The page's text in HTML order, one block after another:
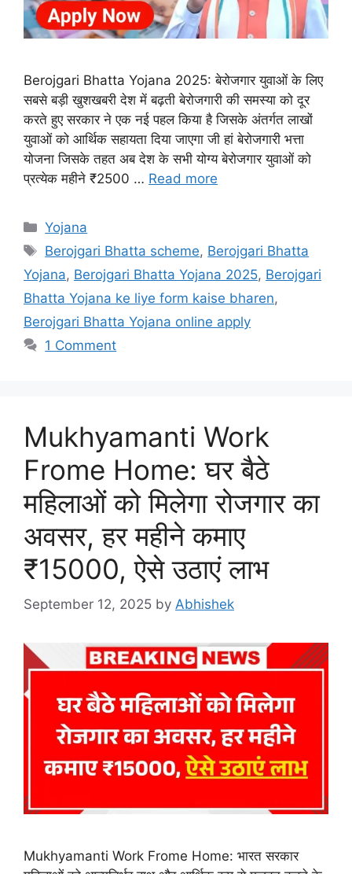
Berojgari Bhatta Yojana 2025: बेरोजगार युवाओं के लिए
सबसे बड़ी खुशखबरी देश में बढ़ती बेरोजगारी की समस्या को दूर
करते हुए सरकार ने एक नई पहल किया है जिसके अंतर्गत लाखों
युवाओं को आर्थिक सहायता दिया जाएगा जी हां बेरोजगारी भत्ता
योजना जिसके तहत अब देश के सभी योग्य बेरोजगार युवाओं को
प्रत्येक महीने ₹2500 … Read more
Categories
Yojana
Tags
Berojgari Bhatta scheme, Berojgari Bhatta
Yojana, Berojgari Bhatta Yojana 2025, Berojgari
Bhatta Yojana ke liye form kaise bharen,
Berojgari Bhatta Yojana online apply
1 Comment
Mukhyamanti Work
Frome Home: घर बैठे
महिलाओं को मिलेगा रोजगार का
अवसर, हर महीने कमाए
₹15000, ऐसे उठाएं लाभ
September 12, 2025 by Abhishek
Mukhyamanti Work Frome Home: भारत सरकार